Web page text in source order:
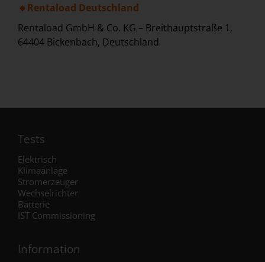
🔸Rentaload Deutschland
Rentaload GmbH & Co. KG – Breithauptstraße 1,
64404 Bickenbach, Deutschland
Tests
Elektrisch
Klimaanlage
Stromerzeuger
Wechselrichter
Batterie
IST Commissioning
Information